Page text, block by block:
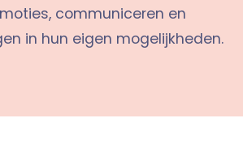
communiceren en
in hun eigen mogelijkheden.